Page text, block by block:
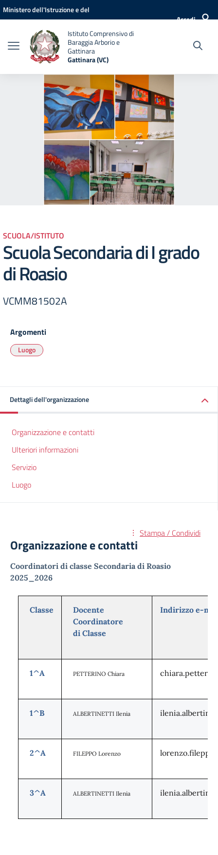
Vai ai contenuti
Vai al menu di navigazione
Vai al footer
Ministero dell'Istruzione e del
Accedi
Istituto Comprensivo di
Baraggia Arborio e
Gattinara
Gattinara (VC)
SCUOLA/ISTITUTO
Scuola Secondaria di I grado
di Roasio
VCMM81502A
Argomenti
Luogo
Dettagli dell'organizzazione
Organizzazione e contatti
Ulteriori informazioni
Servizio
Luogo
Stampa / Condividi
Organizzazione e contatti
Coordinatori di classe Secondaria di Roasio
2025_2026
Classe
Docente
Coordinatore
di Classe
Indirizzo e-
1^A PETTERINO Chiara
1^B ALBERTINETTI Ilenia
2^A FILEPPO Lorenzo
3^A ALBERTINETTI Ilenia